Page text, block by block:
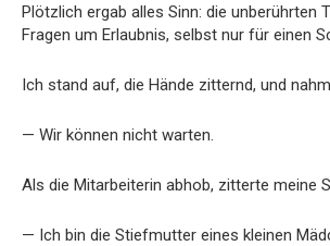
Plötzlich ergab alles Sinn: die unberührten
Fragen um Erlaubnis, selbst nur für einen
Ich stand auf, die Hände zitternd, und
— Wir können nicht warten.
Als die Mitarbeiterin abhob, zitterte meine
— Ich bin die Stiefmutter eines kleinen